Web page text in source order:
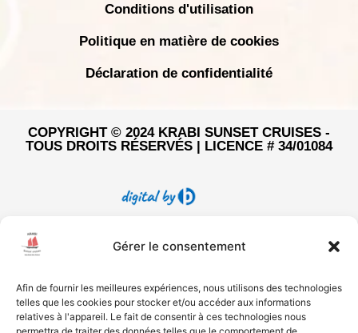
Gérer le consentement
Afin de fournir les meilleures expériences, nous utilisons des technologies
telles que les cookies pour stocker et/ou accéder aux informations
relatives à l'appareil. Le fait de consentir à ces technologies nous
Conditions d'utilisation
Politique en matière de cookies
Déclaration de confidentialité
COPYRIGHT © 2024 KRABI SUNSET CRUISES -
TOUS DROITS RÉSERVÉS | LICENCE # 34/01084